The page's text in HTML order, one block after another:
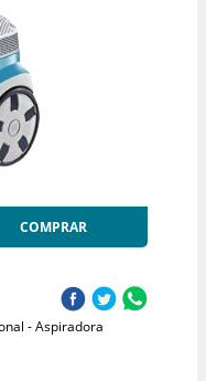
COMPRAR
- Aspiradora